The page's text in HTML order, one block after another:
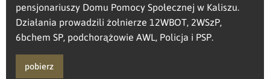
pensjonariuszy Domu Pomocy Społecznej w Kaliszu.
Działania prowadzili żołnierze 12WBOT, 2WSzP,
6bchem SP, podchorążowie AWL, Policja i PSP.
pobierz